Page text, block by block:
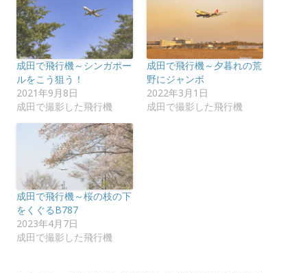
t
e
r
で
共
有
(
新
し
い
ウ
ィ
ン
ド
ウ
で
き
ま
す
)
有
リ
ッ
ク
し
て
く
だ
さ
い
(
新
し
い
ウ
ィ
ン
ウ
で
開
き
成田で飛行機～シンガポー
ルをこう狙う！
2021年9月8日
成田で撮影した飛行機
成田で飛行機～夕暮れの荒
野にジャンボ
2022年3月1日
成田で撮影した飛行機
成田で飛行機～桜の枝の下
をくぐるB787
2023年4月7日
成田で撮影した飛行機